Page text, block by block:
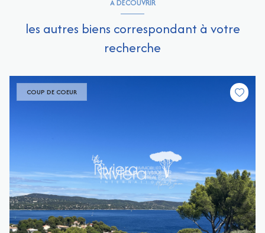
A DÉCOUVRIR
les autres biens correspondant à votre
recherche
COUP DE COEUR